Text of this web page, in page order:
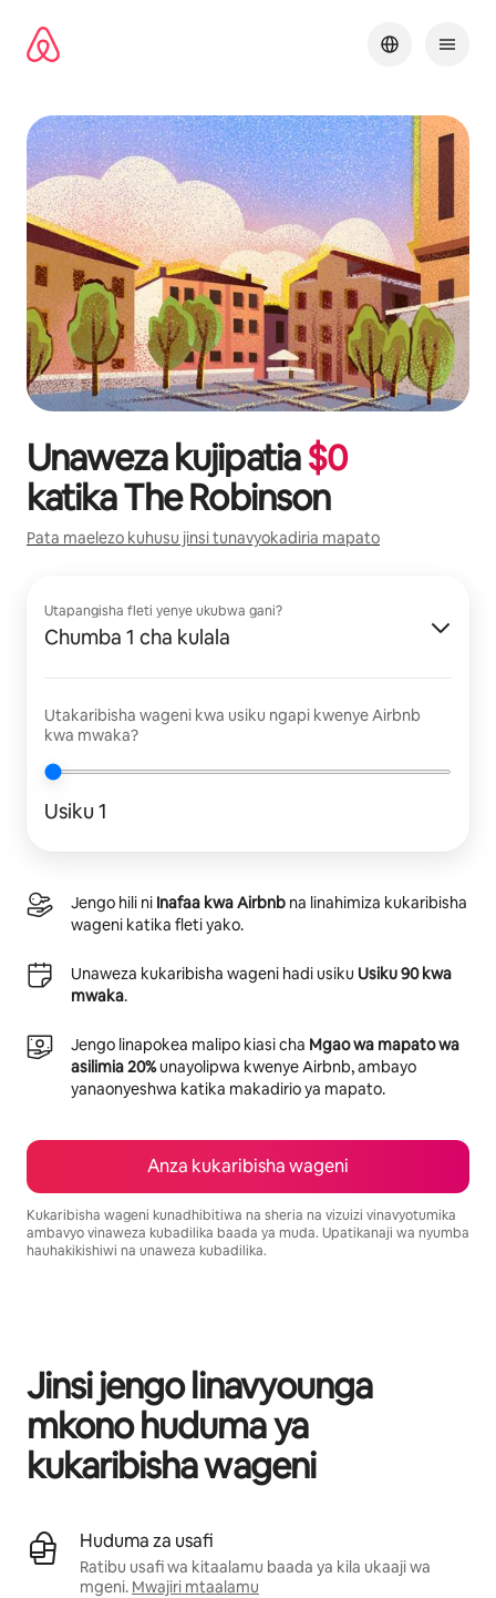
kwenda
kwenye
Unaweza kujipatia$0
katikaThe Robinson
Pata maelezo kuhusu jinsi tunavyokadiria mapato
Utapangisha fleti yenye ukubwa gani?
Chumba 1 cha kulala
Utakaribisha wageni kwa usiku ngapi kwenye Airbnb
kwa mwaka?
Usiku 1
Jengo hili ni Inafaa kwa Airbnb na linahimiza kukaribisha
wageni katika fleti yako.
Unaweza kukaribisha wageni hadi usiku Usiku 90 kwa
mwaka.
Jengo linapokea malipo kiasi cha Mgao wa mapato wa
asilimia 20%unayolipwa kwenye Airbnb, ambayo
yanaonyeshwa katika makadirio ya mapato.
Anza kukaribisha wageni
Kukaribisha wageni kunadhibitiwa na sheria na vizuizi vinavyotumika
ambavyo vinaweza kubadilika baada ya muda. Upatikanaji wa nyumba
hauhakikishiwi na unaweza kubadilika.
Jinsi jengo linavyounga
mkono huduma ya
kukaribisha wageni
Huduma za usafi
Ratibu usafi wa kitaalamu baada ya kila ukaaji wa
mgeni. Mwajiri mtaalamu